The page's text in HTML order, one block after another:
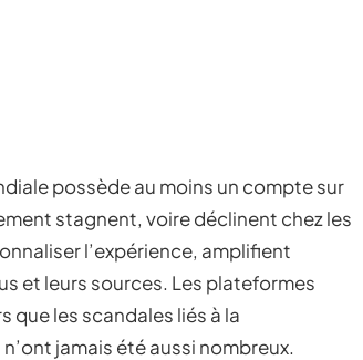
possède au moins un compte sur
stagnent, voire déclinent chez les
l’expérience, amplifient
et leurs sources. Les plateformes
les scandales liés à la
jamais été aussi nombreux.